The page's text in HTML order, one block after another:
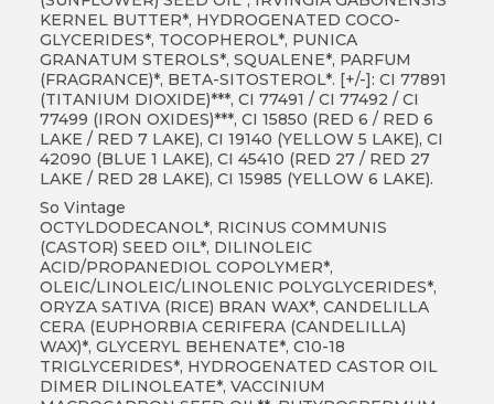
KERNEL BUTTER*, HYDROGENATED COCO-
GLYCERIDES*, TOCOPHEROL*, PUNICA
GRANATUM STEROLS*, SQUALENE*, PARFUM
(FRAGRANCE)*, BETA-SITOSTEROL*. [+/-]: CI 77891
(TITANIUM DIOXIDE)***, CI 77491 / CI 77492 / CI
77499 (IRON OXIDES)***, CI 15850 (RED 6 / RED 6
LAKE / RED 7 LAKE), CI 19140 (YELLOW 5 LAKE), CI
42090 (BLUE 1 LAKE), CI 45410 (RED 27 / RED 27
LAKE / RED 28 LAKE), CI 15985 (YELLOW 6 LAKE).
So Vintage
OCTYLDODECANOL*, RICINUS COMMUNIS
(CASTOR) SEED OIL*, DILINOLEIC
ACID/PROPANEDIOL COPOLYMER*,
OLEIC/LINOLEIC/LINOLENIC POLYGLYCERIDES*,
ORYZA SATIVA (RICE) BRAN WAX*, CANDELILLA
CERA (EUPHORBIA CERIFERA (CANDELILLA)
WAX)*, GLYCERYL BEHENATE*, C10-18
TRIGLYCERIDES*, HYDROGENATED CASTOR OIL
DIMER DILINOLEATE*, VACCINIUM